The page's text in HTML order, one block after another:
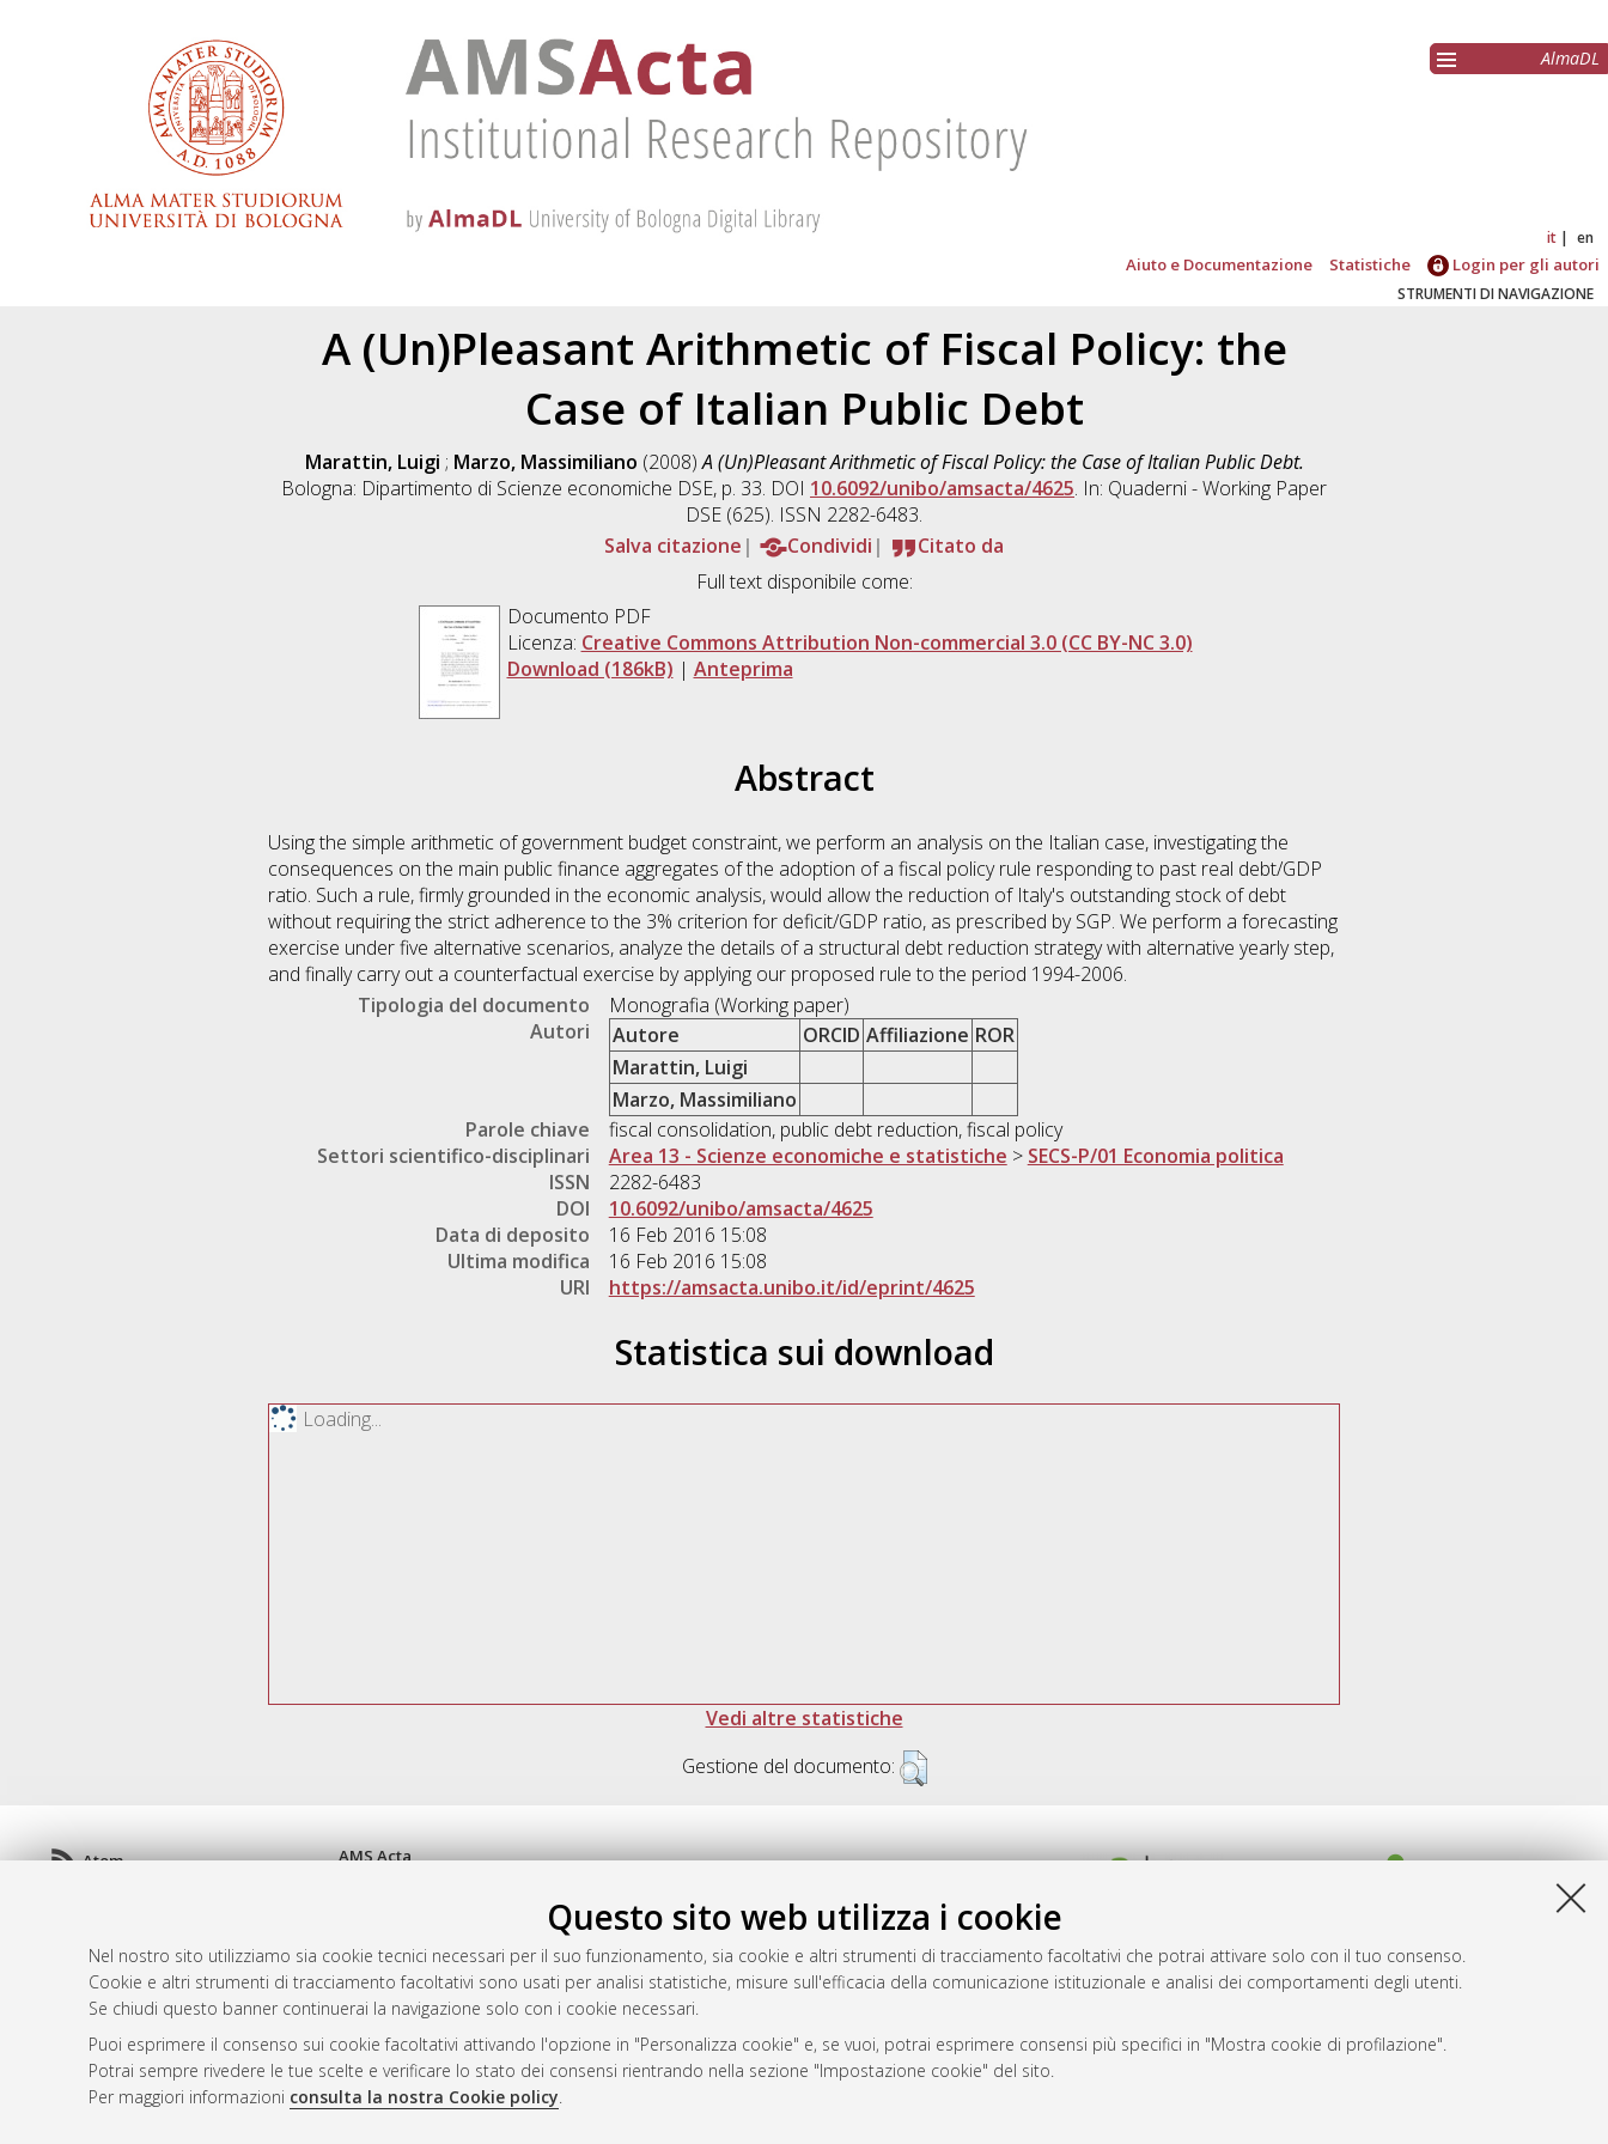
Questo sito web utilizza i cookie
Nel nostro sito utilizziamo sia cookie tecnici necessari per il suo funzionamento, sia cookie e altri strumenti di tracciamento facoltativi che potrai attivare solo con il tuo consenso.
Cookie e altri strumenti di tracciamento facoltativi sono usati per analisi statistiche, misure sull'efficacia della comunicazione istituzionale e analisi dei comportamenti degli utenti.
Se chiudi questo banner continuerai la navigazione solo con i cookie necessari.
Puoi esprimere il consenso sui cookie facoltativi attivando l'opzione in "Personalizza cookie" e, se vuoi, potrai esprimere consensi più specifici in "Mostra cookie di profilazione".
Potrai sempre rivedere le tue scelte e verificare lo stato dei consensi rientrando nella sezione "Impostazione cookie" del sito.
Per maggiori informazioni consulta la nostra Cookie policy.
AlmaDL
it en
Aiuto e Documentazione Statistiche Login per gli autori
STRUMENTI DI NAVIGAZIONE
A (Un)Pleasant Arithmetic of Fiscal Policy: the
Case of Italian Public Debt
Marattin, Luigi ; Marzo, Massimiliano (2008)A (Un)Pleasant Arithmetic of Fiscal Policy: the Case of Italian Public Debt.
Bologna: Dipartimento di Scienze economiche DSE, p. 33. DOI 10.6092/unibo/amsacta/4625. In: Quaderni - Working Paper
DSE (625). ISSN 2282-6483.
Salva citazione
Condividi
Citato da
Full text disponibile come:
Documento PDF
Licenza: Creative Commons Attribution Non-commercial 3.0 (CC BY-NC 3.0)
Download (186kB) | Anteprima
Abstract
Using the simple arithmetic of government budget constraint, we perform an analysis on the Italian case, investigating the
consequences on the main public finance aggregates of the adoption of a fiscal policy rule responding to past real debt/GDP
ratio. Such a rule, firmly grounded in the economic analysis, would allow the reduction of Italy's outstanding stock of debt
without requiring the strict adherence to the 3% criterion for deficit/GDP ratio, as prescribed by SGP. We perform a forecasting
exercise under five alternative scenarios, analyze the details of a structural debt reduction strategy with alternative yearly step,
and finally carry out a counterfactual exercise by applying our proposed rule to the period 1994-2006.
Tipologia del documento
Monografia (Working paper)
Autori
Autore ORCID Affiliazione ROR
Marattin, Luigi
Marzo, Massimiliano
Parole chiave
fiscal consolidation, public debt reduction, fiscal policy
Settori scientifico-disciplinari
Area 13 - Scienze economiche e statistiche > SECS-P/01 Economia politica
ISSN
2282-6483
DOI
10.6092/unibo/amsacta/4625
Data di deposito
16 Feb 2016 15:08
Ultima modifica
16 Feb 2016 15:08
URI
https://amsacta.unibo.it/id/eprint/4625
Statistica sui download
Loading...
Vedi altre statistiche
Gestione del documento:
Atom
AMS Acta
doi.org/10.17616/R3P19R
Servizio implementato e gestito da
AlmaDL
Impostazioni Cookie
Informativa sulla privacy
Condizioni d'uso del sito
Mission e policies del repository